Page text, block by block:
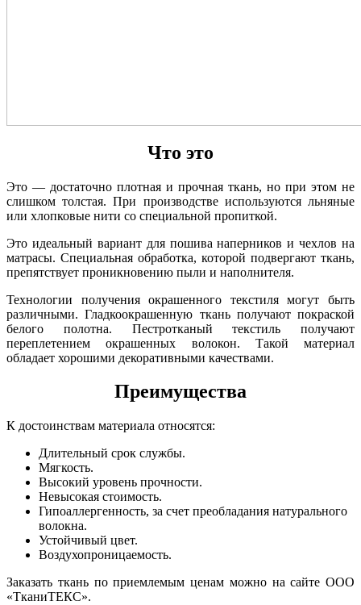
Что это
Это — достаточно плотная и прочная ткань, но при этом не
слишком толстая. При производстве используются льняные
или хлопковые нити со специальной пропиткой.
Это идеальный вариант для пошива наперников и чехлов на
матрасы. Специальная обработка, которой подвергают ткань,
препятствует проникновению пыли и наполнителя.
Технологии получения окрашенного текстиля могут быть
различными. Гладкоокрашенную ткань получают покраской
белого полотна. Пестротканый текстиль получают
переплетением окрашенных волокон. Такой материал
обладает хорошими декоративными качествами.
Преимущества
К достоинствам материала относятся:
Длительный срок службы.
Мягкость.
Высокий уровень прочности.
Невысокая стоимость.
Гипоаллергенность, за счет преобладания натурального
волокна.
Устойчивый цвет.
Воздухопроницаемость.
Заказать ткань по приемлемым ценам можно на сайте ООО
«ТканиТЕКС».